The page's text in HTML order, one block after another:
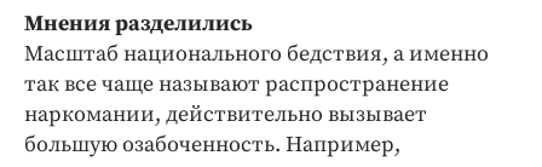
Интересное чтиво
Клиника года
Бренд года
Работодатель года
Мнения разделились
Масштаб национального бедствия, а именно
так все чаще называют распространение
наркомании, действительно вызывает
большую озабоченность. Например,